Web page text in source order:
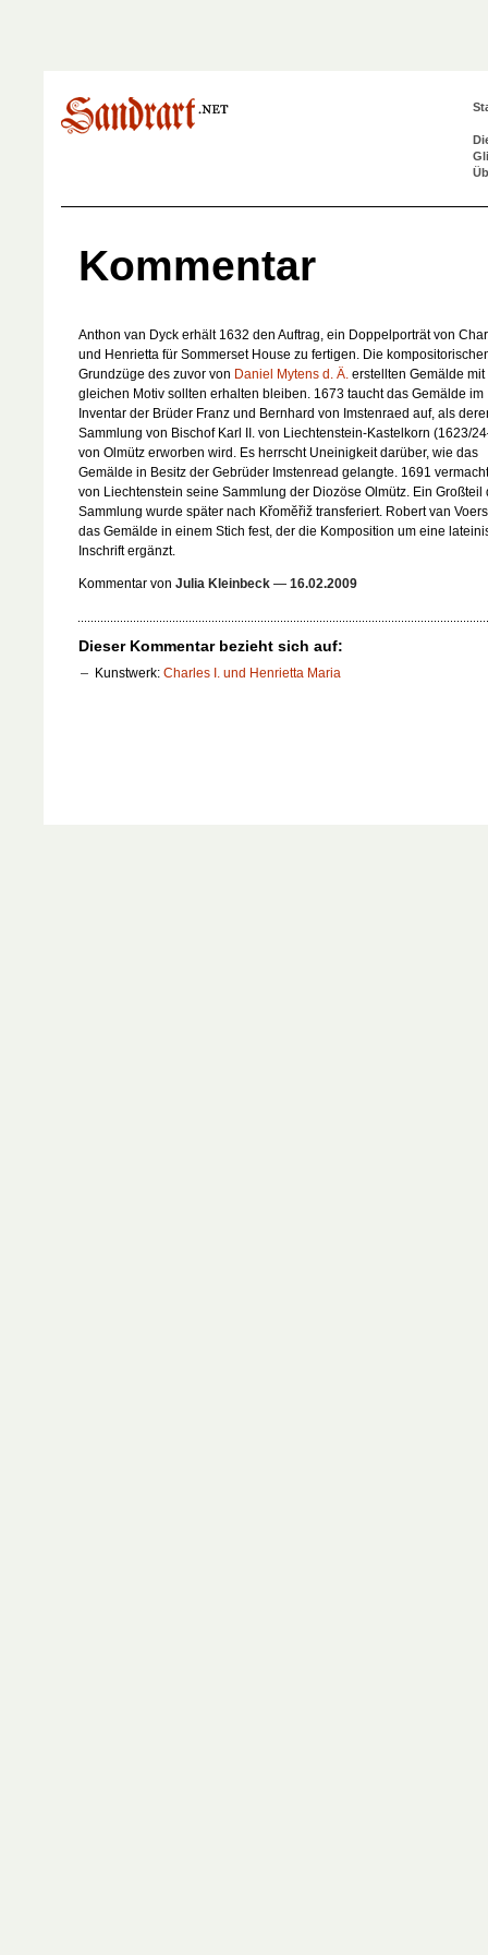
Kommentar
Anthon van Dyck erhält 1632 den Auftrag, ein Doppelporträt von
und Henrietta für Sommerset House zu fertigen. Die
Grundzüge des zuvor von Daniel Mytens d. Ä. erstellten Gemälde mit
gleichen Motiv sollten erhalten bleiben. 1673 taucht das Gemälde im
Inventar der Brüder Franz und Bernhard von Imstenraed auf, als
Sammlung von Bischof Karl II. von Liechtenstein-Kastelkorn (1623/
von Olmütz erworben wird. Es herrscht Uneinigkeit darüber, wie das
Gemälde in Besitz der Gebrüder Imstenread gelangte. 1691
von Liechtenstein seine Sammlung der Diozöse Olmütz. Ein Großteil
Sammlung wurde später nach Křomĕřiž transferiert. Robert van
das Gemälde in einem Stich fest, der die Komposition um eine
Inschrift ergänzt.
Kommentar von Julia Kleinbeck — 16.02.2009
Dieser Kommentar bezieht sich auf:
Kunstwerk: Charles I. und Henrietta Maria